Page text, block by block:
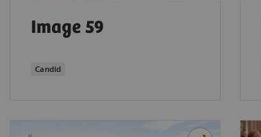
Image 59
Candid